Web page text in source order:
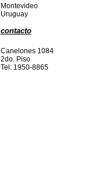
Montevideo
Uruguay
contacto
Canelones 1084
2do. Piso
Tel: 1950-8865